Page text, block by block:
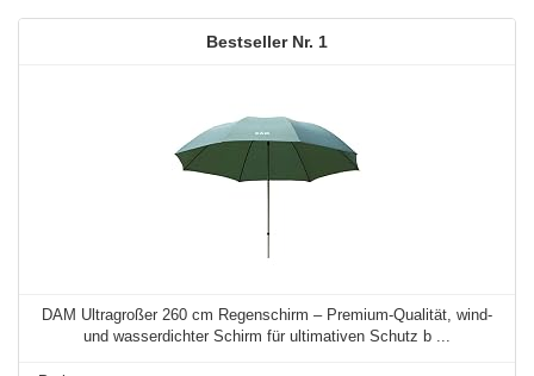
1
DAM Ultragroßer 260 cm Regenschirm – Premium-Qualität, wind-
und wasserdichter Schirm für ultimativen Schutz b ...